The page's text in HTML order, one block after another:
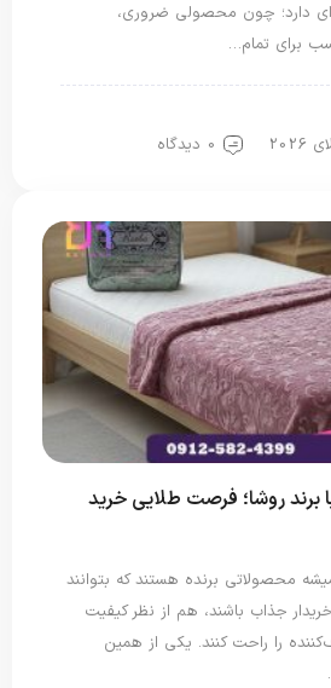
دارد؛ چون محصولی ضروری،
برای تمام…
0 دیدگاه
برند روشا؛ فرصت طلایی خرید
محصولاتی برنده هستند که بتوانند
جذاب باشند، هم از نظر کیفیت
را راحت کنند. یکی از همین